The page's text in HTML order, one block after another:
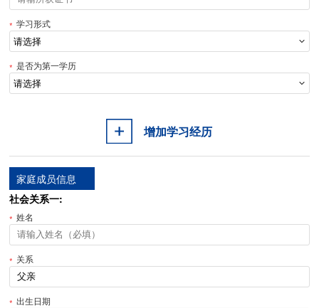
学习形式
是否为第一学历
增加学习经历
家庭成员信息
社会关系一:
姓名
关系
出生日期